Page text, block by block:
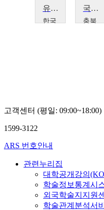
유럽통합연구의 학제간 접근
한국
국제경영원강
충북
고객센터 (평일: 09:00~18:00)
1599-3122
ARS 번호안내
관련누리집
대학공개강의
학술정보통계시
외국학술지지원
학술관계분석서